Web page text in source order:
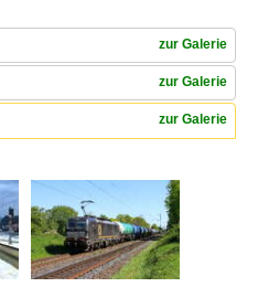
zur Galerie
zur Galerie
zur Galerie